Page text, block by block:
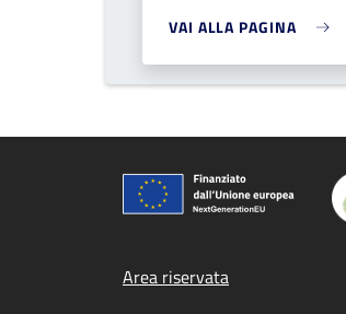
VAI ALLA PAGINA
Footer menu
Area riservata